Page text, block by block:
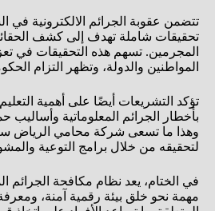
تتضمن عقوبة الجرائم الالكترونية في
تحقيقات شاملة تهدف إلى كشف
المجرمين. تسهم هذه التحقيقات في
المواطنين والدولة، وتظهر التزام
تؤكد التشريعات أيضًا على أهمية
بأخطار الجرائم المعلوماتية وأساليب
وهذا ما تسعى شركة محامي الرياض
لتحقيقه من خلال برامج التوعية
في الختام، يعد نظام مكافحة الجرائم
مهمة نحو خلق بيئة رقمية آمنة،